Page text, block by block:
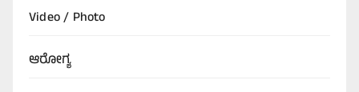
Video / Photo
ಆರೋಗ್ಯ